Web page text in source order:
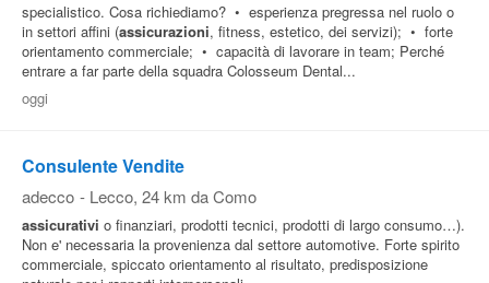
specialistico. Cosa richiediamo? • esperienza pregressa nel ruolo o
in settori affini (assicurazioni, fitness, estetico, dei servizi); • forte
orientamento commerciale; • capacità di lavorare in team; Perché
entrare a far parte della squadra Colosseum Dental...
oggi
Consulente Vendite
adecco - Lecco, 24 km da Como
assicurativi o finanziari, prodotti tecnici, prodotti di largo consumo…).
Non e' necessaria la provenienza dal settore automotive. Forte spirito
commerciale, spiccato orientamento al risultato, predisposizione